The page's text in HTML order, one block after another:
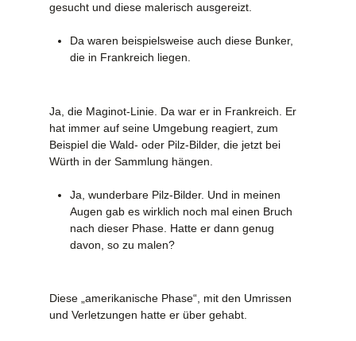
gesucht und diese malerisch ausgereizt.
Da waren beispielsweise auch diese Bunker,
die in Frankreich liegen.
Ja, die Maginot-Linie. Da war er in Frankreich. Er
hat immer auf seine Umgebung reagiert, zum
Beispiel die Wald- oder Pilz-Bilder, die jetzt bei
Würth in der Sammlung hängen.
Ja, wunderbare Pilz-Bilder. Und in meinen
Augen gab es wirklich noch mal einen Bruch
nach dieser Phase. Hatte er dann genug
davon, so zu malen?
Diese „amerikanische Phase“, mit den Umrissen
und Verletzungen hatte er über gehabt.